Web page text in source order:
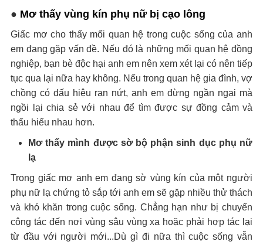
● Mơ thấy vùng kín phụ nữ bị cạo lông
Giấc mơ cho thấy mối quan hệ trong cuộc sống của anh
em đang gặp vấn đề. Nếu đó là những mối quan hệ đồng
nghiệp, bạn bè độc hại anh em nên xem xét lại có nên tiếp
tục qua lại nữa hay không. Nếu trong quan hệ gia đình, vợ
chồng có dấu hiệu rạn nứt, anh em đừng ngần ngại mà
ngồi lại chia sẻ với nhau để tìm được sự đồng cảm và
thấu hiểu nhau hơn.
Mơ thấy mình được sờ bộ phận sinh dục phụ nữ
lạ
Trong giấc mơ anh em đang sờ vùng kín của một người
phụ nữ lạ chứng tỏ sắp tới anh em sẽ gặp nhiều thử thách
và khó khăn trong cuộc sống. Chẳng hạn như bị chuyển
công tác đến nơi vùng sâu vùng xa hoặc phải hợp tác lại
từ đầu với người mới...Dù gì đi nữa thì cuộc sống vẫn